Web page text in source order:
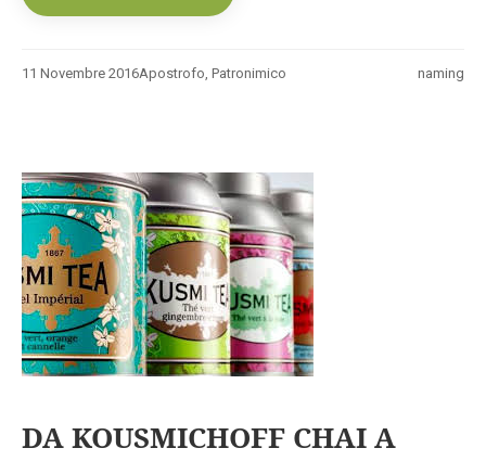
11 Novembre 2016 naming
Apostrofo, Patronimico
DA KOUSMICHOFF CHAI A